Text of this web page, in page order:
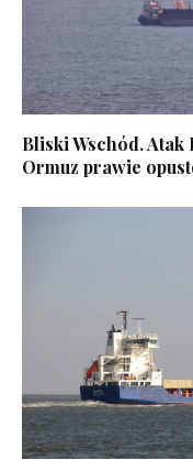
Bliski Wschód.
Ormuz prawie